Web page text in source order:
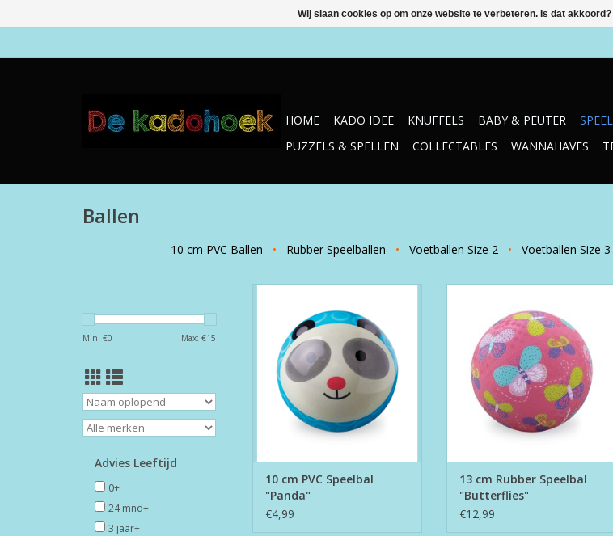
HOME KADO IDEE KNUFFELS BABY & PEUTER
PUZZELS & SPELLEN
COLLECTABLES WANNAHAVES
Ballen
10 cm PVC Ballen • Rubber Speelballen • Voetballen Size 2 • Voetballen Size 3
Min: €0 Max: €15
Advies Leeftijd
0+
24 mnd+
3 jaar+
TOEVOEGEN AAN WINKELWAGEN
10 cm PVC Speelbal
"Panda"
€4,99
"Butterflies"
TOEVOEGEN AAN WINKELWAGEN
13 cm Rubber Speelbal
"Butterflies"
€12,99
Wij slaan cookies op om onze website te verbeteren. Is dat akkoord?